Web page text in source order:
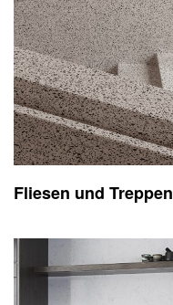
Fliesen und Treppen